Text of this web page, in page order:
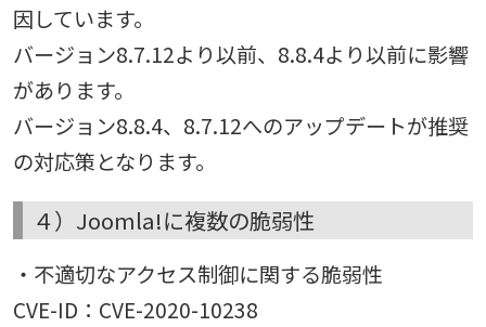
因しています。
バージョン8.7.12より以前、8.8.4より以前に影響
があります。
バージョン8.8.4、8.7.12へのアップデートが推奨
の対応策となります。
４）Joomla!に複数の脆弱性
・不適切なアクセス制御に関する脆弱性
CVE-ID：CVE-2020-10238